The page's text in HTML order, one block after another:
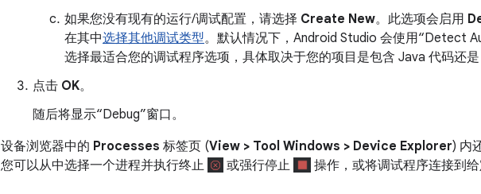
如果您没有现有的运行/调试配置，请选择 Create New。此选项会启用
在其中选择其他调试类型。默认情况下，Android Studio 会使用“Detect
选择最适合您的调试程序选项，具体取决于您的项目是包含 Java 代码还是
点击 OK。
随后将显示“Debug”窗口。
设备浏览器中的 Processes 标签页 (View > Tool Windows > Device Explorer) 内
您可以从中选择一个进程并执行终止
或强行停止 操作，或将调试程序连接到